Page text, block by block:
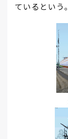
ているという。